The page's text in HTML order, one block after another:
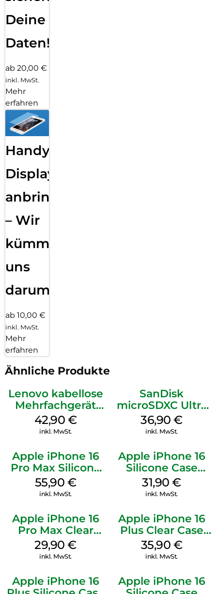
Deine
Daten!
ab 20,00 €
inkl. MwSt.
Mehr
erfahren
Handy
Displayfolie
anbringen
– Wir
kümmern
uns
darum!
ab 10,00 €
inkl. MwSt.
Mehr
erfahren
Ähnliche Produkte
Lenovo kabellose
Mehrfachgerät
Luna Grey
42,90 €
inkl. MwSt.
SanDisk
microSDXC Ultra
128 GB + Adapter
Mobile
36,90€
inkl. MwSt.
Apple iPhone 16
Pro Max Silicone
Case MagSafe
Stone Gray
55,90 €
inkl. MwSt.
Apple iPhone 16
Silicone Case
MagSafe Fuchsia
31,90€
inkl. MwSt.
Apple iPhone 16
Pro Max Clear
Case MagSafe
Transparent
29,90€
inkl. MwSt.
Apple iPhone 16
Plus Clear Case
MagSafe
Transparent
35,90 €
inkl. MwSt.
Apple iPhone 16
Apple iPhone 16